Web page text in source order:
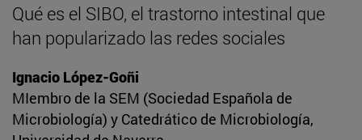
Qué es el SIBO, el trastorno intestinal que
han popularizado las redes sociales
Ignacio López-Goñi
MIembro de la SEM (Sociedad Española de
Microbiología) y Catedrático de Microbiología,